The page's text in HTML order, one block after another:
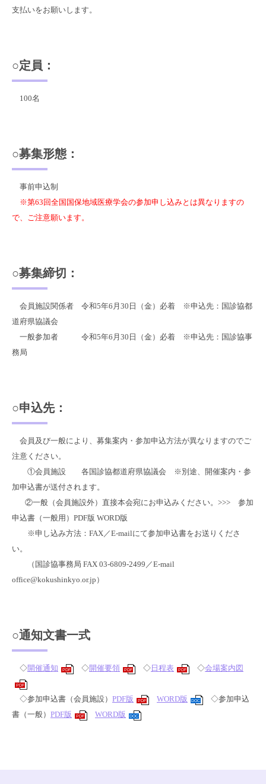
支払いをお願いします。
○定員：
100名
○募集形態：
事前申込制
※第63回全国国保地域医療学会の参加申し込みとは異なりますの
で、ご注意願います。
○募集締切：
会員施設関係者 令和5年6月30日（金）必着 ※申込先：国診協都
道府県協議会
一般参加者 令和5年6月30日（金）必着 ※申込先：国診協事
務局
○申込先：
会員及び一般により、募集案内・参加申込方法が異なりますのでご
注意ください。
①会員施設 各国診協都道府県協議会 ※別途、開催案内・参
加申込書が送付されます。
②一般（会員施設外）直接本会宛にお申込みください。>>> 参加
申込書（一般用）PDF版 WORD版
※申し込み方法：FAX／E-mailにて参加申込書をお送りくださ
い。
（国診協事務局 FAX 03-6809-2499／E-mail
office@kokushinkyo.or.jp）
○通知文書一式
◇開催通知 PDF ◇開催要領 PDF ◇ 日程表 PDF ◇会場案内図
PDF
◇参加申込書（会員施設） PDF版 PDF WORD版 DOC
◇参加申込
書（一般） PDF版 PDF WORD版 DOC